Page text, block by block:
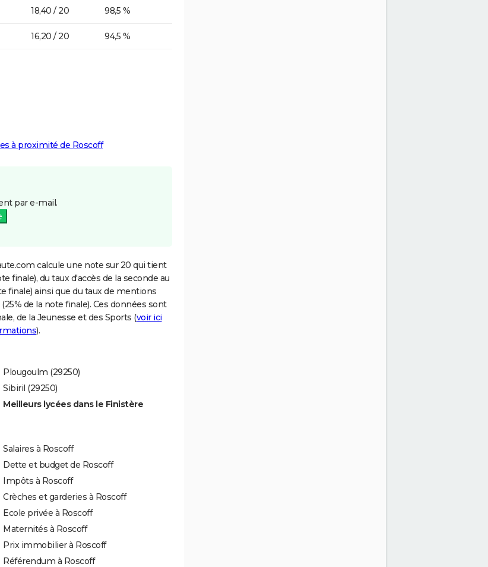
18,40 / 20 98,5 %
16,20 / 20 94,5 %
à proximité de Roscoff
par e-mail.
calcule une note sur 20 qui tient
finale), du taux d'accès de la seconde au
finale) ainsi que du taux de mentions
de la note finale). Ces données sont
de la Jeunesse et des Sports (voir ici
).
Plougoulm (29250)
Sibiril (29250)
Meilleurs lycées dans le Finistère
Salaires à Roscoff
Dette et budget de Roscoff
Impôts à Roscoff
Crèches et garderies à Roscoff
Ecole privée à Roscoff
Maternités à Roscoff
Prix immobilier à Roscoff
Référendum à Roscoff